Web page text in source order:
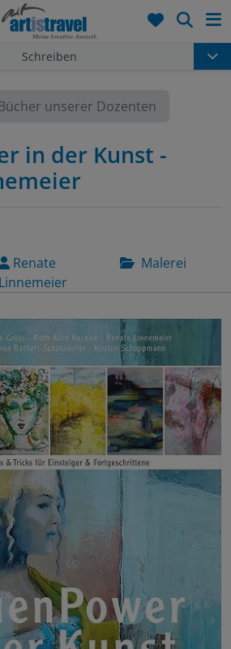
Schreiben
unserer Dozenten
in der Kunst -
Renate
Linnemeier
Malerei